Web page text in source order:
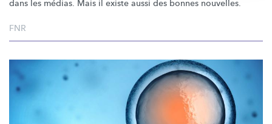
dans les médias. Mais il existe aussi des bonnes nouvelles.
FNR